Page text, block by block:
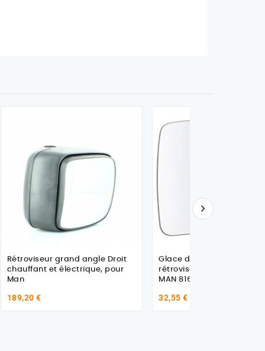
Rétroviseur grand angle Droit
chauffant et électrique, pour
Man
189,20 €
Glace de rétroviseur,
rétroviseur à grand angle
MAN 81637330104 -
32,55 €
